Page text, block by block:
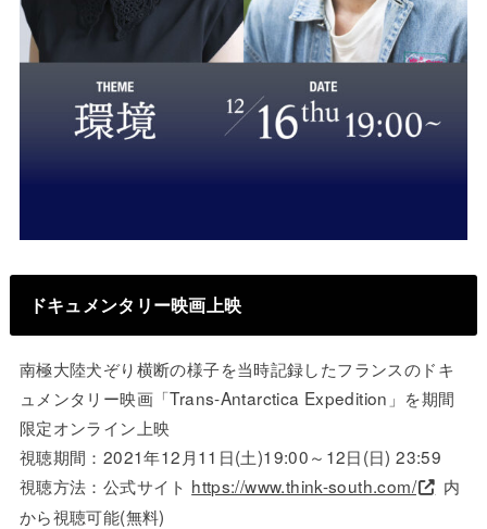
ドキュメンタリー映画上映
南極大陸犬ぞり横断の様子を当時記録したフランスのドキ
ュメンタリー映画「Trans-Antarctica Expedition」を期間
限定オンライン上映
視聴期間：2021年12月11日(土)19:00～12日(日) 23:59
視聴方法：公式サイト https://www.think-south.com/
内
から視聴可能(無料)